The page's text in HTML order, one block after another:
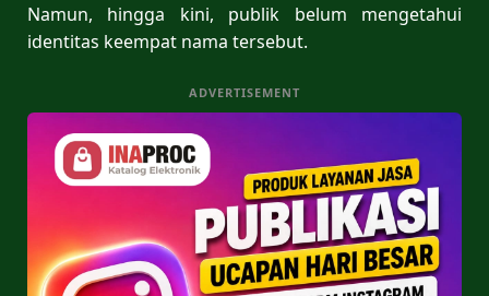
Namun, hingga kini, publik belum mengetahui
identitas keempat nama tersebut.
ADVERTISEMENT